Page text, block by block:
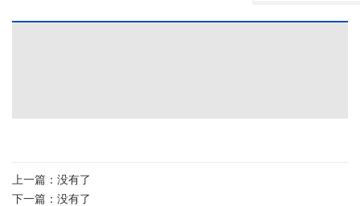
上一篇：没有了
下一篇：没有了